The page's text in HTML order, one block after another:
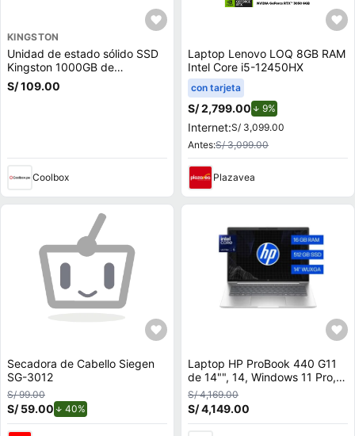
KINGSTON
Unidad de estado sólido SSD
Kingston 1000GB de
capacidad, M.2, NVMe, PCIe
3.0
S/ 109.00
Coolbox
Laptop Lenovo LOQ 8GB RAM
Intel Core i5-12450HX
con tarjeta
S/ 2,799.00 9%
Internet:S/ 3,099.00
Antes:S/ 3,099.00
Plazavea
Secadora de Cabello Siegen
SG-3012
S/ 99.00
S/ 59.00 40%
Laptop HP ProBook 440 G11
de 14"", 14, Windows 11 Pro,
Intel Core Ultra 5, 16 GB RAM,
512 GB SSD, A24Z2LT
S/ 4,169.00
S/ 4,149.00